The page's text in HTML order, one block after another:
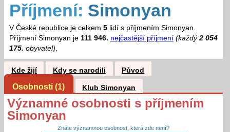
Příjmení: Simonyan
V České republice je celkem 5lidí s příjmením Simonyan.
Příjmení Simonyan je 111 946. nejčastější příjmení (každý2 054
175. obyvatel).
Kde žijí Kdy se narodili Původ
Osobnosti (1) Klub Simonyan
Významné osobnosti s příjmením
Simonyan
Znáte významnou osobnost, která zde není?